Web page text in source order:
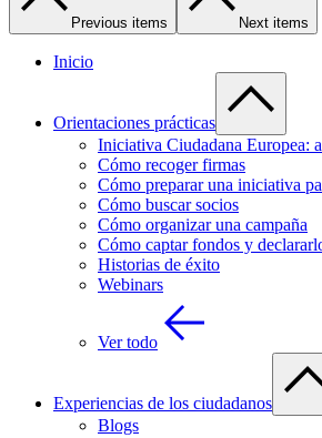
Previous items Next items
Inicio
Orientaciones prácticas
Iniciativa Ciudadana Europea:
Cómo recoger firmas
Cómo preparar una iniciativa
Cómo buscar socios
Cómo organizar una campaña
Cómo captar fondos y
Historias de éxito
Webinars
Ver todo
Experiencias de los ciudadanos
Blogs